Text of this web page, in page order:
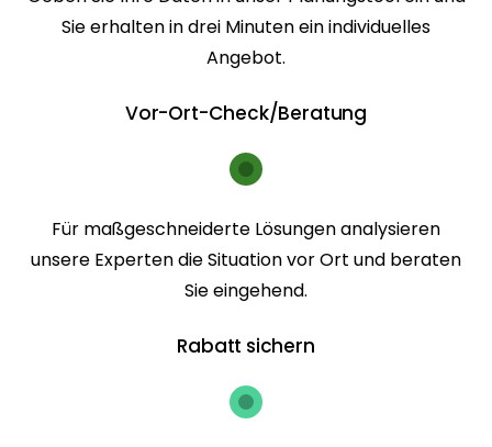
Sie erhalten in drei Minuten ein individuelles
Angebot.
Vor-Ort-Check/Beratung
Für maßgeschneiderte Lösungen analysieren
unsere Experten die Situation vor Ort und beraten
Sie eingehend.
Rabatt sichern